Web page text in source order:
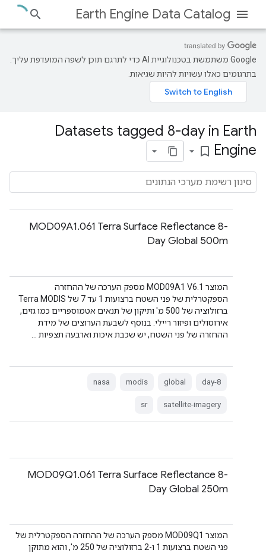
Earth Engine Data Catalog
‫Google משתמשת בטכנולוגיית AI כדי לתרגם תוכן לשפה המועדפת עליך.
בתרגומים כאלו עשויות להיות שגיאות.
Datasets tagged 8-day in Earth
Engine
bookmark_border
‫MOD09A1.061 Terra Surface Reflectance 8-
Day Global 500m
המוצר MOD09A1 V6.1 מספק הערכה של ההחזרה
הספקטרלית של פני השטח ברצועות 1 עד 7 של Terra MODIS
ברזולוציה של 500 מ' ותיקון של תנאים אטמוספריים כמו גזים,
אירוסולים ופיזור ריילי. בנוסף לשבעת הערוצים של מידת
ההחזרה של פני השטח, יש שכבת איכות וארבעה תצפיות …
8-day
global
modis
nasa
satellite-imagery
sr
‫MOD09Q1.061 Terra Surface Reflectance 8-
Day Global 250m
המוצר MOD09Q1 מספק הערכה של ההחזרה הספקטרלית של
פני השטח ברצועות 1 ו-2 ברזולוציה של 250 מ', והוא מתוקן